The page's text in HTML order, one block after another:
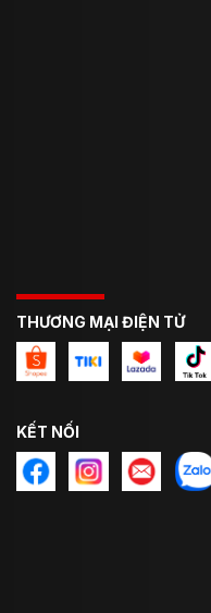
LS2 Garda Air là bản
cũ. Trong khi Alba
Chiếc áo này đạt tiêu
THƯƠNG MẠI ĐIỆN TỬ
KẾT NỐI